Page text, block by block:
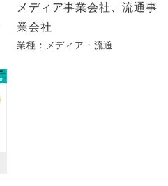
メディア事業会社、流通事
業会社
業種：メディア・流通